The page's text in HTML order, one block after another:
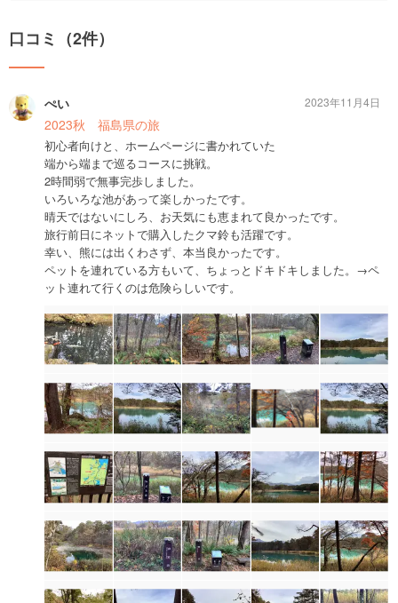
口コミ（2件）
ぺい
2023秋 福島県の旅
初心者向けと、ホームページに書かれていた
端から端まで巡るコースに挑戦。
2時間弱で無事完歩しました。
いろいろな池があって楽しかったです。
晴天ではないにしろ、お天気にも恵まれて良かったです。
旅行前日にネットで購入したクマ鈴も活躍です。
幸い、熊には出くわさず、本当良かったです。
ペットを連れている方もいて、ちょっとドキドキしました。→ペ
ット連れて行くのは危険らしいです。
2023年11月4日